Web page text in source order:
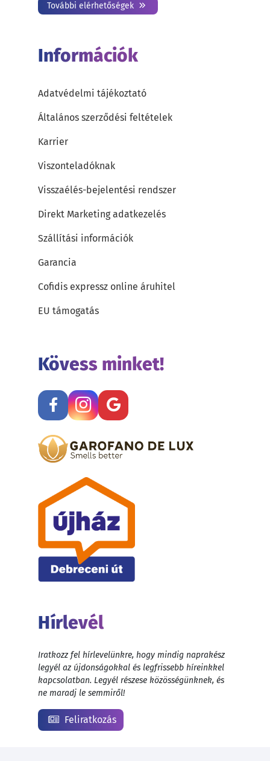
További elérhetőségek
Információk
Adatvédelmi tájékoztató
Általános szerződési feltételek
Karrier
Viszonteladóknak
Visszaélés-bejelentési rendszer
Direkt Marketing adatkezelés
Szállítási információk
Garancia
Cofidis expressz online áruhitel
EU támogatás
Kövess minket!
Hírlevél
Iratkozz fel hírlevelünkre, hogy mindig naprakész
legyél az újdonságokkal és legfrissebb híreinkkel
kapcsolatban. Legyél részese közösségünknek, és
ne maradj le semmiről!
Feliratkozás